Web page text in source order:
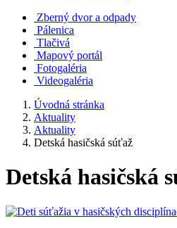
Zberný dvor a odpady
Pálenica
Tlačivá
Mapový portál
Fotogaléria
Videogaléria
Úvodná stránka
Aktuality
Aktuality
Detská hasičská súťaž
Detská hasičská